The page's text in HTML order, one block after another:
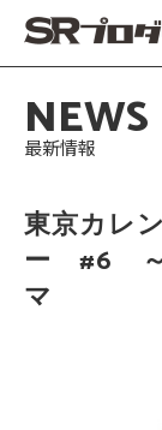
NEWS
最新情報
東京カレ
ー #6 ～
マ